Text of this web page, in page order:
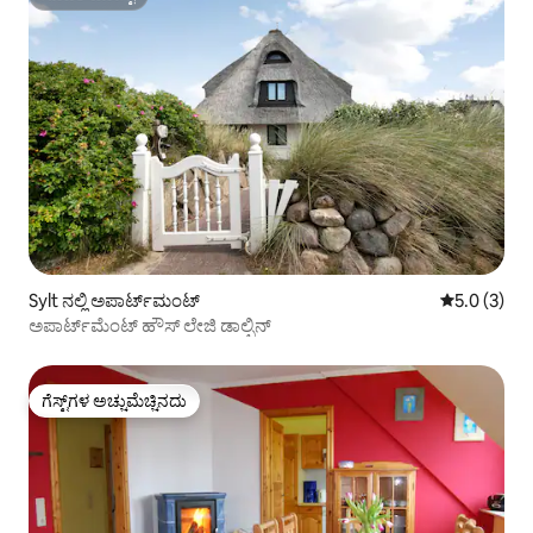
Sylt ನಲ್ಲಿ ಅಪಾರ್ಟ್‌ಮಂಟ್ 5 ರಲ್ಲಿ 5.0
5.0 (3)
ಅಪಾರ್ಟ್‌ಮೆಂಟ್ ಹೌಸ್ ಲೇಜಿ ಡಾಲ್ಫಿನ್
ಗೆಸ್ಟ್‌ಗಳ ಅಚ್ಚುಮೆಚ್ಚಿನದು
ಗೆಸ್ಟ್‌ಗಳ ಅಚ್ಚುಮೆಚ್ಚಿನದು